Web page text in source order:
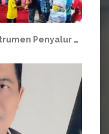
Kebaikan Koperasi Sebagai Instrumen Penyalur Bantuan